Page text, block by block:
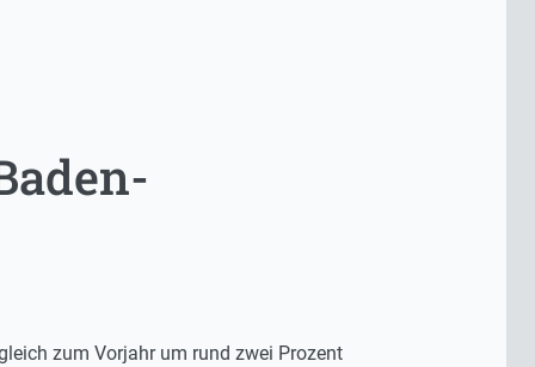
zum Vorjahr um rund zwei Prozent